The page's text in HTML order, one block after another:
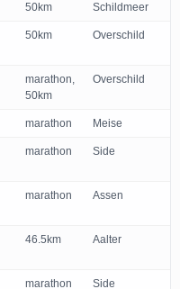
50km Schildmeer
50km Overschild
marathon,
50km
Overschild
marathon Meise
marathon Side
marathon Assen
46.5km Aalter
marathon Side